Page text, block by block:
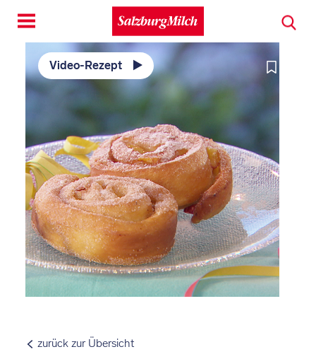
Toggle
navigation
Video-Rezept
zurück zur Übersicht